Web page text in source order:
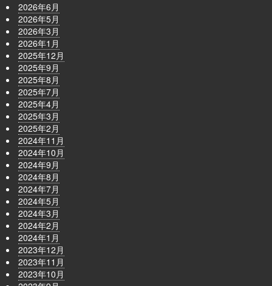
2026年6月
2026年5月
2026年3月
2026年1月
2025年12月
2025年9月
2025年8月
2025年7月
2025年4月
2025年3月
2025年2月
2024年11月
2024年10月
2024年9月
2024年8月
2024年7月
2024年5月
2024年3月
2024年2月
2024年1月
2023年12月
2023年11月
2023年10月